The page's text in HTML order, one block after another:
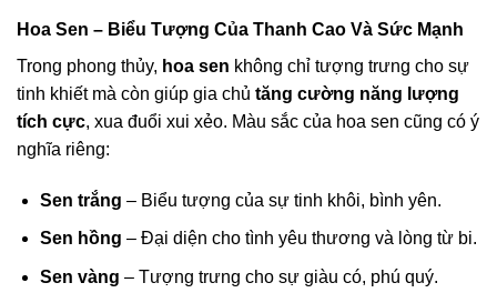
Hoa Sen – Biểu Tượng Của Thanh Cao Và Sức Mạnh
Trong phong thủy, hoa sen không chỉ tượng trưng cho sự
tinh khiết mà còn giúp gia chủ tăng cường năng lượng
tích cực, xua đuổi xui xẻo. Màu sắc của hoa sen cũng có ý
nghĩa riêng:
Sen trắng – Biểu tượng của sự tinh khôi, bình yên.
Sen hồng – Đại diện cho tình yêu thương và lòng từ bi.
Sen vàng – Tượng trưng cho sự giàu có, phú quý.